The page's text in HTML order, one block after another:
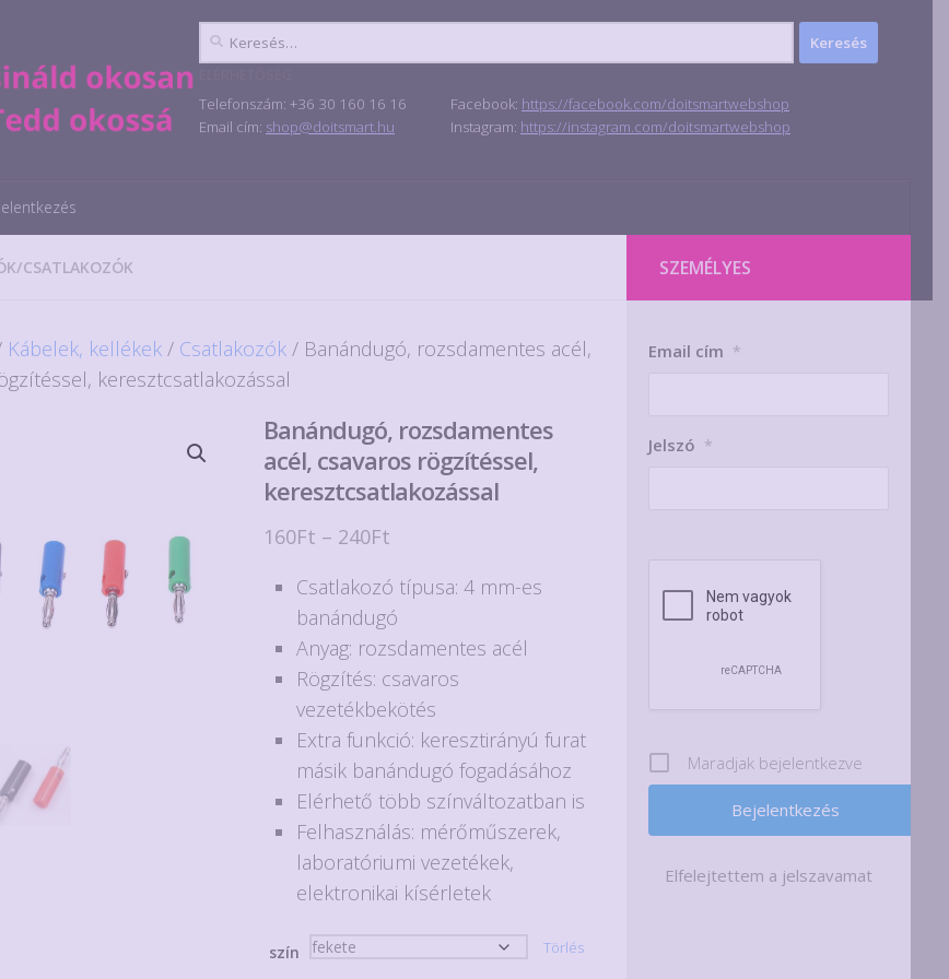
Keresés:
Telefonszám: +36 30 160 16 16 Facebook: https://facebook.com/doitsmartwebshop
Email cím: shop@doitsmart.hu Instagram: https://instagram.com/doitsmartwebshop
/CSATLAKOZÓK
Kábelek, kellékek / Csatlakozók / Banándugó, rozsdamentes acél,
keresztcsatlakozással
Banándugó, rozsdamentes
acél, csavaros rögzítéssel,
keresztcsatlakozással
160Ft – 240Ft
-
240Ft
Csatlakozó típusa: 4 mm-es
banándugó
Anyag: rozsdamentes acél
Rögzítés: csavaros
vezetékbekötés
Extra funkció: keresztirányú furat
másik banándugó fogadásához
Elérhető több színváltozatban is
Felhasználás: mérőműszerek,
laboratóriumi vezetékek,
elektronikai kísérletek
szín Törlés
SZEMÉLYES
Email cím *
Jelszó *
Maradjak bejelentkezve
Elfelejtettem a jelszavamat